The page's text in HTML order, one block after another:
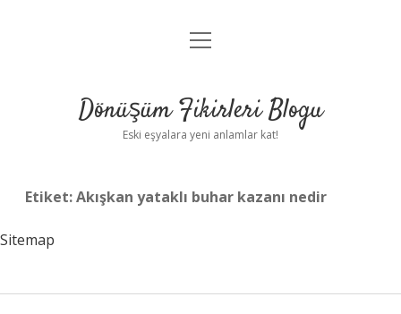
Anasayfa
Yasal Uyarı
menüyü
Dönüşüm Fikirleri Blogu
Eski eşyalara yeni anlamlar kat!
Etiket:Akışkan yataklı buhar kazanı nedir
Sitemap